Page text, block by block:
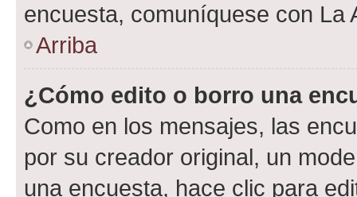
encuesta, comuníquese con La
Arriba
¿Cómo edito o borro una
Como en los mensajes, las
por su creador original, un
una encuesta, hace clic para